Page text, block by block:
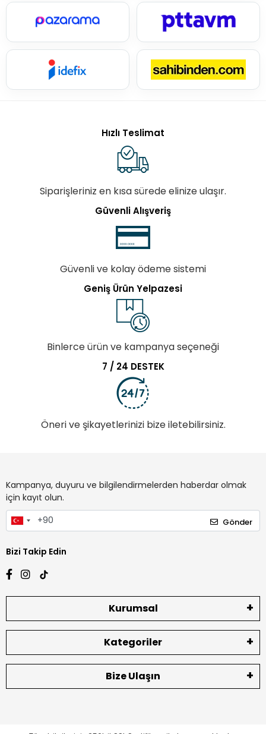
Hızlı Teslimat
Siparişleriniz en kısa sürede elinize ulaşır.
Güvenli Alışveriş
Güvenli ve kolay ödeme sistemi
Geniş Ürün Yelpazesi
Binlerce ürün ve kampanya seçeneği
7 / 24 DESTEK
Öneri ve şikayetlerinizi bize iletebilirsiniz.
Kampanya, duyuru ve bilgilendirmelerden haberdar olmak
için kayıt olun.
Gönder
Bizi Takip Edin
Kurumsal
Kategoriler
Bize Ulaşın